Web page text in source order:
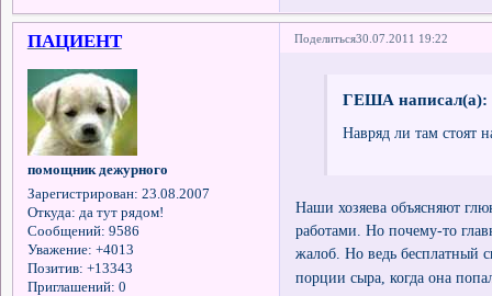
Поделиться30.07.2011 19:22
ПАЦИЕНТ
помощник дежурного
Зарегистрирован: 23.08.2007
Откуда: да тут рядом!
Сообщений: 9586
Уважение: +4013
Позитив: +13343
Приглашений: 0
ГЕША написал(а):
Навряд ли там стоят
Наши хозяева объясняют
работами. Но почему-то
жалоб. Но ведь бесплатный
порции сыра, когда она